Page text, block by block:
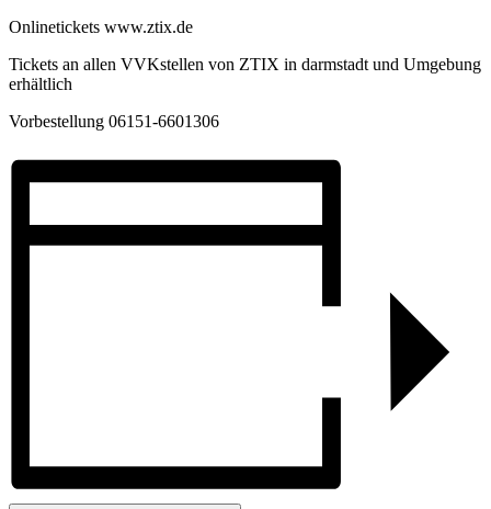
Onlinetickets www.ztix.de
Tickets an allen VVKstellen von ZTIX in darmstadt und Umgebung
erhältlich
Vorbestellung 06151-6601306